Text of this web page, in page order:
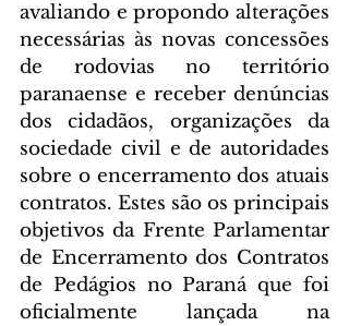
avaliando e propondo alterações
necessárias às novas concessões
de rodovias no território
paranaense e receber denúncias
dos cidadãos, organizações da
sociedade civil e de autoridades
sobre o encerramento dos atuais
contratos. Estes são os principais
objetivos da Frente Parlamentar
de Encerramento dos Contratos
de Pedágios no Paraná que foi
oficialmente lançada na